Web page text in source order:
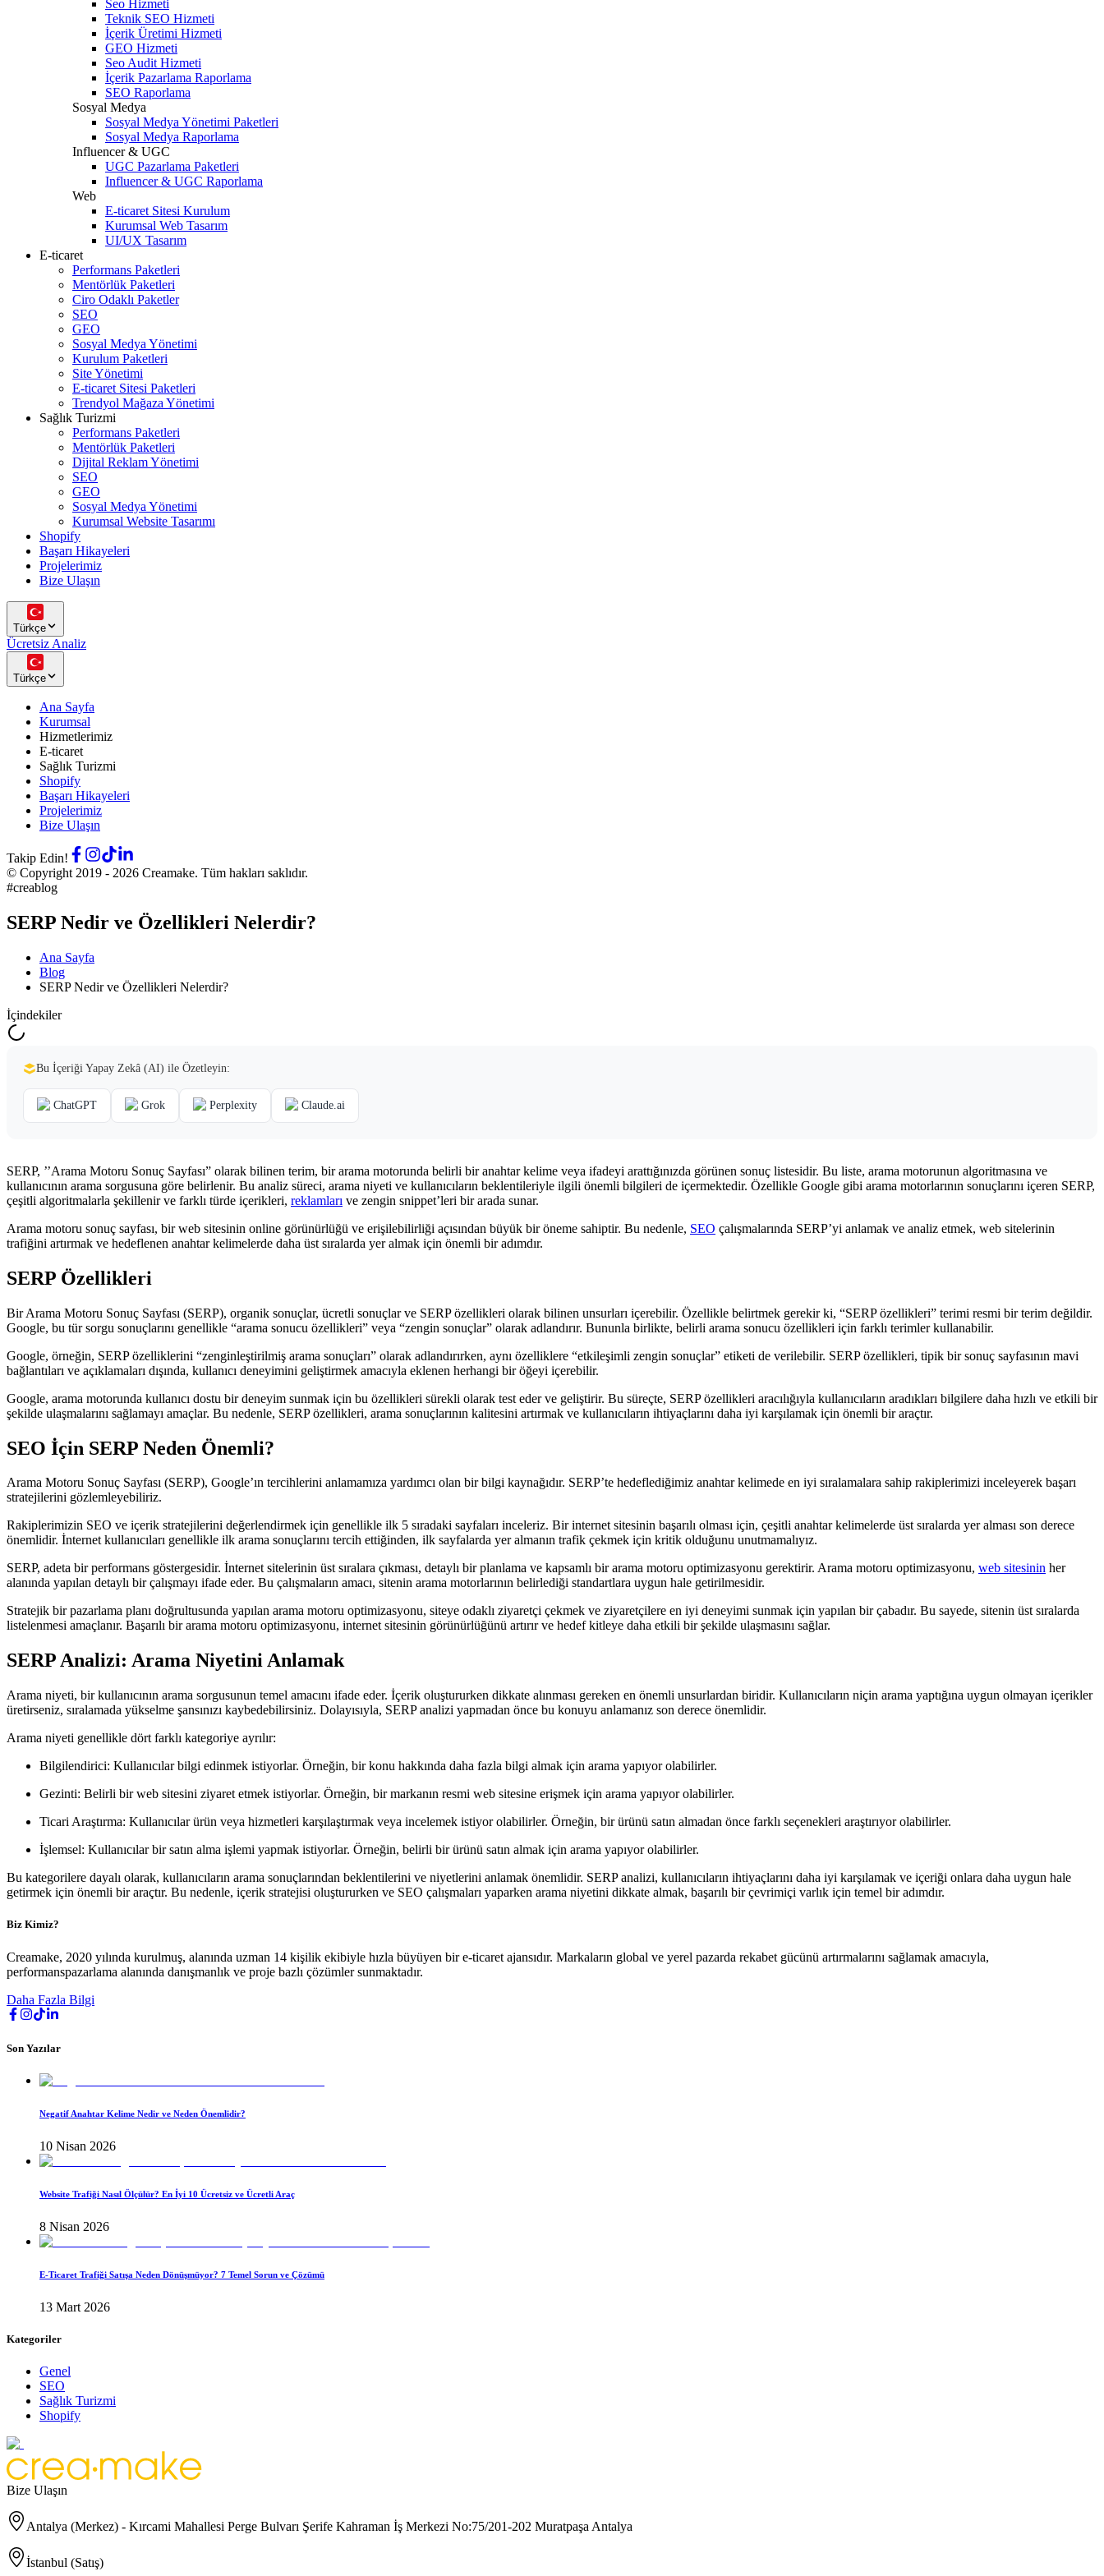
Seo Hizmeti
Teknik SEO Hizmeti
İçerik Üretimi Hizmeti
GEO Hizmeti
Seo Audit Hizmeti
İçerik Pazarlama Raporlama
SEO Raporlama
Sosyal Medya
Sosyal Medya Yönetimi Paketleri
Sosyal Medya Raporlama
Influencer & UGC
UGC Pazarlama Paketleri
Influencer & UGC Raporlama
Web
E-ticaret Sitesi Kurulum
Kurumsal Web Tasarım
UI/UX Tasarım
E-ticaret
Performans Paketleri
Mentörlük Paketleri
Ciro Odaklı Paketler
SEO
GEO
Sosyal Medya Yönetimi
Kurulum Paketleri
Site Yönetimi
E-ticaret Sitesi Paketleri
Trendyol Mağaza Yönetimi
Sağlık Turizmi
Performans Paketleri
Mentörlük Paketleri
Dijital Reklam Yönetimi
SEO
GEO
Sosyal Medya Yönetimi
Kurumsal Website Tasarımı
Shopify
Başarı Hikayeleri
Projelerimiz
Bize Ulaşın
Türkçe
Ücretsiz Analiz
Türkçe
Ana Sayfa
Kurumsal
Hizmetlerimiz
E-ticaret
Sağlık Turizmi
Shopify
Başarı Hikayeleri
Projelerimiz
Bize Ulaşın
Takip Edin!
© Copyright 2019 - 2026 Creamake. Tüm hakları saklıdır.
#creablog
SERP Nedir ve Özellikleri Nelerdir?
Ana Sayfa
Blog
SERP Nedir ve Özellikleri Nelerdir?
İçindekiler
Bu İçeriği Yapay Zekâ (AI) ile Özetleyin:
ChatGPT Grok Perplexity Claude.ai
SERP, ’’Arama Motoru Sonuç Sayfası” olarak bilinen terim, bir arama motorunda belirli bir anahtar kelime veya ifadeyi arattığınızda görünen sonuç listesidir. Bu liste, arama motorunun algoritmasına ve
kullanıcının arama sorgusuna göre belirlenir. Bu analiz süreci, arama niyeti ve kullanıcıların beklentileriyle ilgili önemli bilgileri de içermektedir. Özellikle Google gibi arama motorlarının sonuçlarını içeren SERP,
çeşitli algoritmalarla şekillenir ve farklı türde içerikleri, reklamları ve zengin snippet’leri bir arada sunar.
Arama motoru sonuç sayfası, bir web sitesinin online görünürlüğü ve erişilebilirliği açısından büyük bir öneme sahiptir. Bu nedenle, SEO çalışmalarında SERP’yi anlamak ve analiz etmek, web sitelerinin
trafiğini artırmak ve hedeflenen anahtar kelimelerde daha üst sıralarda yer almak için önemli bir adımdır.
SERP Özellikleri
Bir Arama Motoru Sonuç Sayfası (SERP), organik sonuçlar, ücretli sonuçlar ve SERP özellikleri olarak bilinen unsurları içerebilir. Özellikle belirtmek gerekir ki, “SERP özellikleri” terimi resmi bir terim değildir.
Google, bu tür sorgu sonuçlarını genellikle “arama sonucu özellikleri” veya “zengin sonuçlar” olarak adlandırır. Bununla birlikte, belirli arama sonucu özellikleri için farklı terimler kullanabilir.
Google, örneğin, SERP özelliklerini “zenginleştirilmiş arama sonuçları” olarak adlandırırken, aynı özelliklere “etkileşimli zengin sonuçlar” etiketi de verilebilir. SERP özellikleri, tipik bir sonuç sayfasının mavi
bağlantıları ve açıklamaları dışında, kullanıcı deneyimini geliştirmek amacıyla eklenen herhangi bir öğeyi içerebilir.
Google, arama motorunda kullanıcı dostu bir deneyim sunmak için bu özellikleri sürekli olarak test eder ve geliştirir. Bu süreçte, SERP özellikleri aracılığıyla kullanıcıların aradıkları bilgilere daha hızlı ve etkili bir
şekilde ulaşmalarını sağlamayı amaçlar. Bu nedenle, SERP özellikleri, arama sonuçlarının kalitesini artırmak ve kullanıcıların ihtiyaçlarını daha iyi karşılamak için önemli bir araçtır.
SEO İçin SERP Neden Önemli?
Arama Motoru Sonuç Sayfası (SERP), Google’ın tercihlerini anlamamıza yardımcı olan bir bilgi kaynağıdır. SERP’te hedeflediğimiz anahtar kelimede en iyi sıralamalara sahip rakiplerimizi inceleyerek başarı
stratejilerini gözlemleyebiliriz.
Rakiplerimizin SEO ve içerik stratejilerini değerlendirmek için genellikle ilk 5 sıradaki sayfaları inceleriz. Bir internet sitesinin başarılı olması için, çeşitli anahtar kelimelerde üst sıralarda yer alması son derece
önemlidir. İnternet kullanıcıları genellikle ilk arama sonuçlarını tercih ettiğinden, ilk sayfalarda yer almanın trafik çekmek için kritik olduğunu unutmamalıyız.
SERP, adeta bir performans göstergesidir. İnternet sitelerinin üst sıralara çıkması, detaylı bir planlama ve kapsamlı bir arama motoru optimizasyonu gerektirir. Arama motoru optimizasyonu, web sitesinin her
alanında yapılan detaylı bir çalışmayı ifade eder. Bu çalışmaların amacı, sitenin arama motorlarının belirlediği standartlara uygun hale getirilmesidir.
Stratejik bir pazarlama planı doğrultusunda yapılan arama motoru optimizasyonu, siteye odaklı ziyaretçi çekmek ve ziyaretçilere en iyi deneyimi sunmak için yapılan bir çabadır. Bu sayede, sitenin üst sıralarda
listelenmesi amaçlanır. Başarılı bir arama motoru optimizasyonu, internet sitesinin görünürlüğünü artırır ve hedef kitleye daha etkili bir şekilde ulaşmasını sağlar.
SERP Analizi: Arama Niyetini Anlamak
Arama niyeti, bir kullanıcının arama sorgusunun temel amacını ifade eder. İçerik oluştururken dikkate alınması gereken en önemli unsurlardan biridir. Kullanıcıların niçin arama yaptığına uygun olmayan içerikler
üretirseniz, sıralamada yükselme şansınızı kaybedebilirsiniz. Dolayısıyla, SERP analizi yapmadan önce bu konuyu anlamanız son derece önemlidir.
Arama niyeti genellikle dört farklı kategoriye ayrılır:
Bilgilendirici: Kullanıcılar bilgi edinmek istiyorlar. Örneğin, bir konu hakkında daha fazla bilgi almak için arama yapıyor olabilirler.
Gezinti: Belirli bir web sitesini ziyaret etmek istiyorlar. Örneğin, bir markanın resmi web sitesine erişmek için arama yapıyor olabilirler.
Ticari Araştırma: Kullanıcılar ürün veya hizmetleri karşılaştırmak veya incelemek istiyor olabilirler. Örneğin, bir ürünü satın almadan önce farklı seçenekleri araştırıyor olabilirler.
İşlemsel: Kullanıcılar bir satın alma işlemi yapmak istiyorlar. Örneğin, belirli bir ürünü satın almak için arama yapıyor olabilirler.
Bu kategorilere dayalı olarak, kullanıcıların arama sonuçlarından beklentilerini ve niyetlerini anlamak önemlidir. SERP analizi, kullanıcıların ihtiyaçlarını daha iyi karşılamak ve içeriği onlara daha uygun hale
getirmek için önemli bir araçtır. Bu nedenle, içerik stratejisi oluştururken ve SEO çalışmaları yaparken arama niyetini dikkate almak, başarılı bir çevrimiçi varlık için temel bir adımdır.
Biz Kimiz?
Creamake, 2020 yılında kurulmuş, alanında uzman 14 kişilik ekibiyle hızla büyüyen bir e-ticaret ajansıdır. Markaların global ve yerel pazarda rekabet gücünü artırmalarını sağlamak amacıyla,
performanspazarlama alanında danışmanlık ve proje bazlı çözümler sunmaktadır.
Daha Fazla Bilgi
Son Yazılar
Negatif Anahtar Kelime Nedir ve Neden Önemlidir?
10 Nisan 2026
Website Trafiği Nasıl Ölçülür? En İyi 10 Ücretsiz ve Ücretli Araç
8 Nisan 2026
E-Ticaret Trafiği Satışa Neden Dönüşmüyor? 7 Temel Sorun ve Çözümü
13 Mart 2026
Kategoriler
Genel
SEO
Sağlık Turizmi
Shopify
Bize Ulaşın
Antalya (Merkez) - Kırcami Mahallesi Perge Bulvarı Şerife Kahraman İş Merkezi No:75/201-202 Muratpaşa Antalya
İstanbul (Satış)